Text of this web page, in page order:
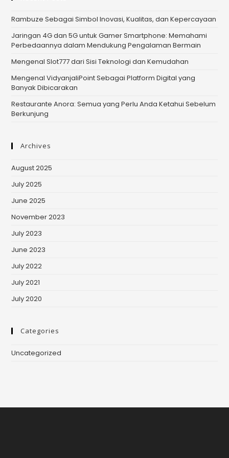
Rambuze Sebagai Simbol Inovasi, Kualitas, dan Kepercayaan
Jaringan 4G dan 5G untuk Gamer Smartphone: Memahami
Perbedaannya dalam Mendukung Pengalaman Bermain
Mengenal Slot777 dari Sisi Teknologi dan Kemudahan
Mengenal VidyanjaliPoint Sebagai Platform Digital yang
Banyak Dibicarakan
Restaurante Anora: Semua yang Perlu Anda Ketahui Sebelum
Berkunjung
Archives
August 2025
July 2025
June 2025
November 2023
July 2023
June 2023
July 2022
July 2021
July 2020
Categories
Uncategorized